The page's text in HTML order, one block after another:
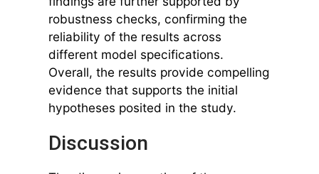
robustness checks, confirming the
reliability of the results across
different model specifications.
Overall, the results provide compelling
evidence that supports the initial
hypotheses posited in the study.
Discussion